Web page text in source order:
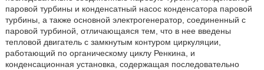
паровой турбины и конденсатный насос конденсатора паровой
турбины, а также основной электрогенератор, соединенный с
паровой турбиной, отличающаяся тем, что в нее введены
тепловой двигатель с замкнутым контуром циркуляции,
работающий по органическому циклу Ренкина, и
конденсационная установка, содержащая последовательно